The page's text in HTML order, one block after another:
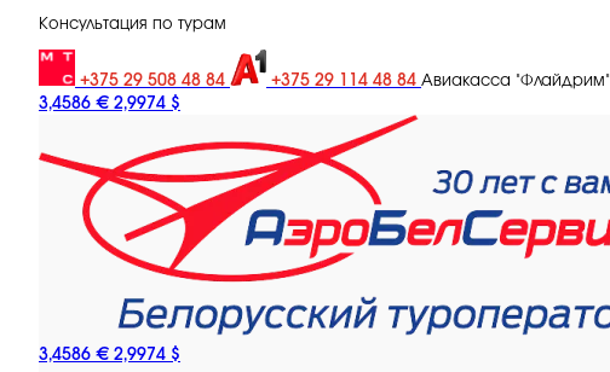
Консультация по турам
+375 29 508 48 84 +375 29 114 48 84 Авиакасса "Флайдрим"
3,4586 € 2,9974 $
3,4586 € 2,9974 $